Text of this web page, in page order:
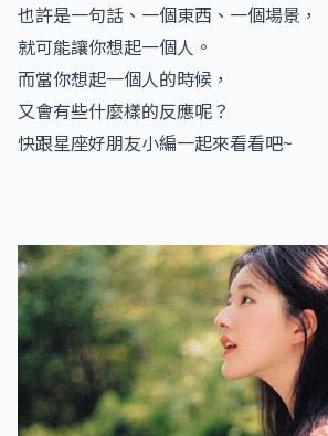
也許是一句話、一個東西、一個場景，
就可能讓你想起一個人。
而當你想起一個人的時候，
又會有些什麼樣的反應呢？
快跟星座好朋友小編一起來看看吧~